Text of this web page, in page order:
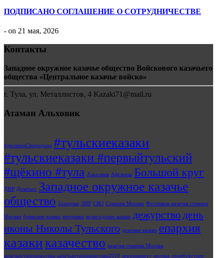
ПОДПИСАНО СОГЛАШЕНИЕ О СОТРУДНИЧЕСТВЕ
- on 21 мая, 2026
Контакты
Западное окружное казачье общество Войскового казачьего
общества «Центральное казачье войско»
г. Тула, ул. Металлистов, 4 Kazaki71@mail.ru
Атаман Альховик
#десницаСпиридона #тульскиеказаки
#тульскиеказаки #первыйтульский
#щёкино #тула Альховик Афганцы Большой круг
ДНР Домбасс Западное окружное казачье
общество Захарова ЛНР СВО Станица Москва Фестиваль казачья станица
Москва брянские казаки ветераны вологодские казаки дежурство день
иконы Николы Тульского донские казаки епархия
казакиказачество казачья станица Москва
казачьястаницамосква казачьястаницамосква2018 коронавирус москва оренбургские